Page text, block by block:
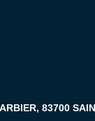
83700